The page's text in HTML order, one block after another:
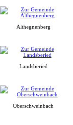
Althegnenberg
Landsberied
Oberschweinbach